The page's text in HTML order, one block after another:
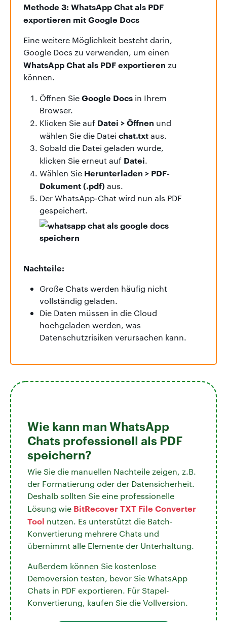
Methode 3: WhatsApp Chat als PDF
exportieren mit Google Docs
Eine weitere Möglichkeit besteht darin,
Google Docs zu verwenden, um einen
WhatsApp Chat als PDF exportieren zu
können.
Öffnen SieGoogle Docs in Ihrem
Browser.
Klicken Sie auf Datei > Öffnen und
wählen Sie die Datei chat.txtaus.
Sobald die Datei geladen wurde,
klicken Sie erneut auf Datei.
Wählen Sie Herunterladen > PDF-
Dokument (.pdf) aus.
Der WhatsApp-Chat wird nun als PDF
gespeichert.
Nachteile:
Große Chats werden häufig nicht
vollständig geladen.
Die Daten müssen in die Cloud
hochgeladen werden, was
Datenschutzrisiken verursachen kann.
Wie kann man WhatsApp
Chats professionell als PDF
speichern?
Wie Sie die manuellen Nachteile zeigen, z.B.
der Formatierung oder der Datensicherheit.
Deshalb sollten Sie eine professionelle
Lösung wie BitRecover TXT File Converter
Tool nutzen. Es unterstützt die Batch-
Konvertierung mehrere Chats und
übernimmt alle Elemente der Unterhaltung.
Außerdem können Sie kostenlose
Demoversion testen, bevor Sie WhatsApp
Chats in PDF exportieren. Für Stapel-
Konvertierung, kaufen Sie die Vollversion.